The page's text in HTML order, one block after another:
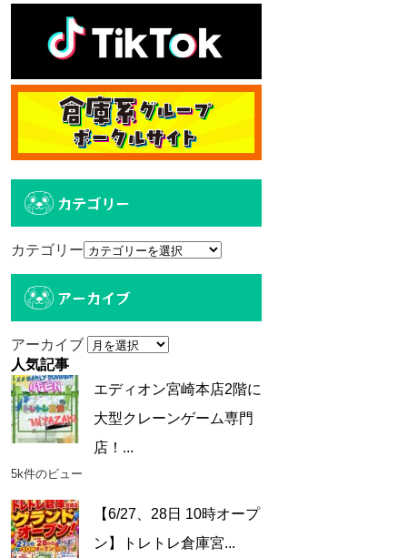
カテゴリー
カテゴリー
アーカイブ
アーカイブ
人気記事
エディオン宮崎本店2階に
大型クレーンゲーム専門
店！...
5k件のビュー
【6/27、28日 10時オープ
ン】トレトレ倉庫宮...